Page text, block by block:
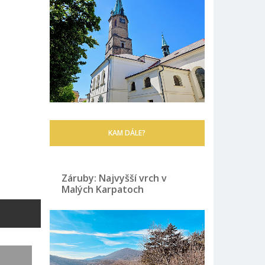
KAM DÁLE?
Záruby: Najvyšší vrch v
Malých Karpatoch